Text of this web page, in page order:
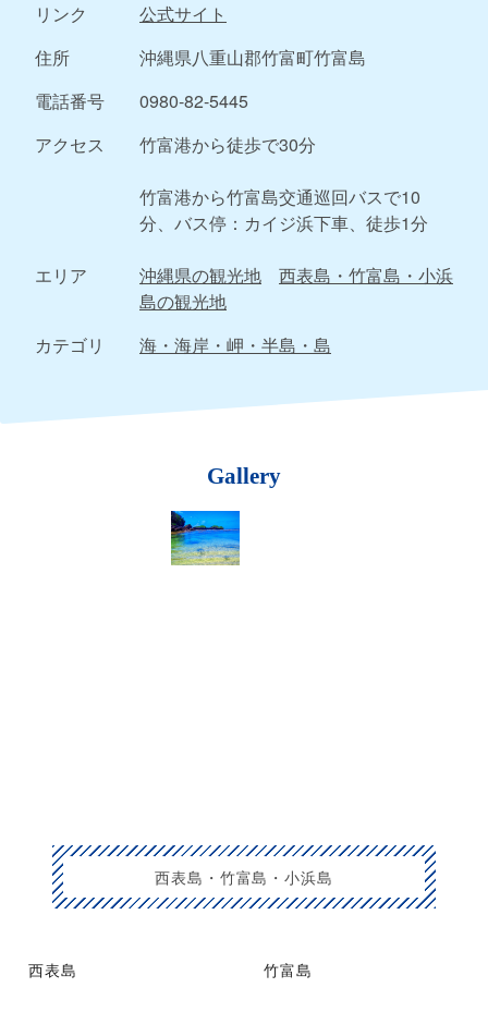
リンク
公式サイト
住所
沖縄県八重山郡竹富町竹富島
電話番号
0980-82-5445
アクセス
竹富港から徒歩で30分
竹富港から竹富島交通巡回バスで10
分、バス停：カイジ浜下車、徒歩1分
エリア 沖縄県の観光地
西表島・竹富島・小浜
島の観光地
カテゴリ
海・海岸・岬・半島・島
Gallery
西表島・竹富島・小浜島
西表島 竹富島